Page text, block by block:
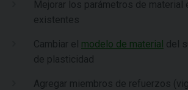
Mejorar los parámetros de material
existentes
Cambiar el modelo de material del
de plasticidad
Agregar miembros de refuerzos